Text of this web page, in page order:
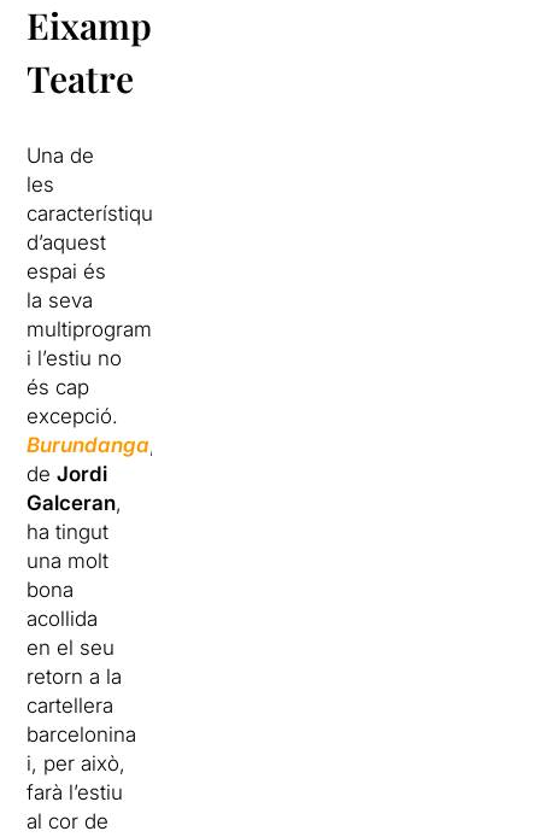
Eixample
Teatre
Una de
les
característiques
d’aquest
espai és
la seva
multiprogramació
i l’estiu no
és cap
excepció.
Burundanga,
deJordi
Galceran,
ha tingut
una molt
bona
acollida
en el seu
retorn a la
cartellera
barcelonina
i, per això,
farà l’estiu
al cor de